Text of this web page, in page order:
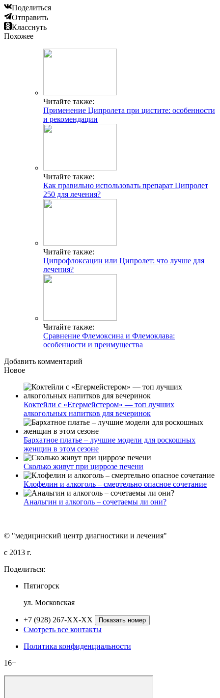
Поделиться
Отправить
Класснуть
Похожее
Читайте также:
Применение Ципролета при цистите: особенности
и рекомендации
Читайте также:
Как правильно использовать препарат Ципролет
250 для лечения?
Читайте также:
Ципрофлоксацин или Ципролет: что лучше для
лечения?
Читайте также:
Сравнение Флемоксина и Флемоклава:
особенности и преимущества
Добавить комментарий
Новое
Коктейли с «Егермейстером» — топ лучших
алкогольных напитков для вечеринок
Бархатное платье – лучшие модели для роскошных
женщин в этом сезоне
Сколько живут при циррозе печени
Клофелин и алкоголь – смертельно опасное сочетание
Анальгин и алкоголь – сочетаемы ли они?
© "медицинский центр диагностики и лечения"
c 2013 г.
Поделиться:
Пятигорск
ул. Московская
+7 (928) 267-XX-XX Показать номер
Смотреть все контакты
Политика конфиденциальности
16+